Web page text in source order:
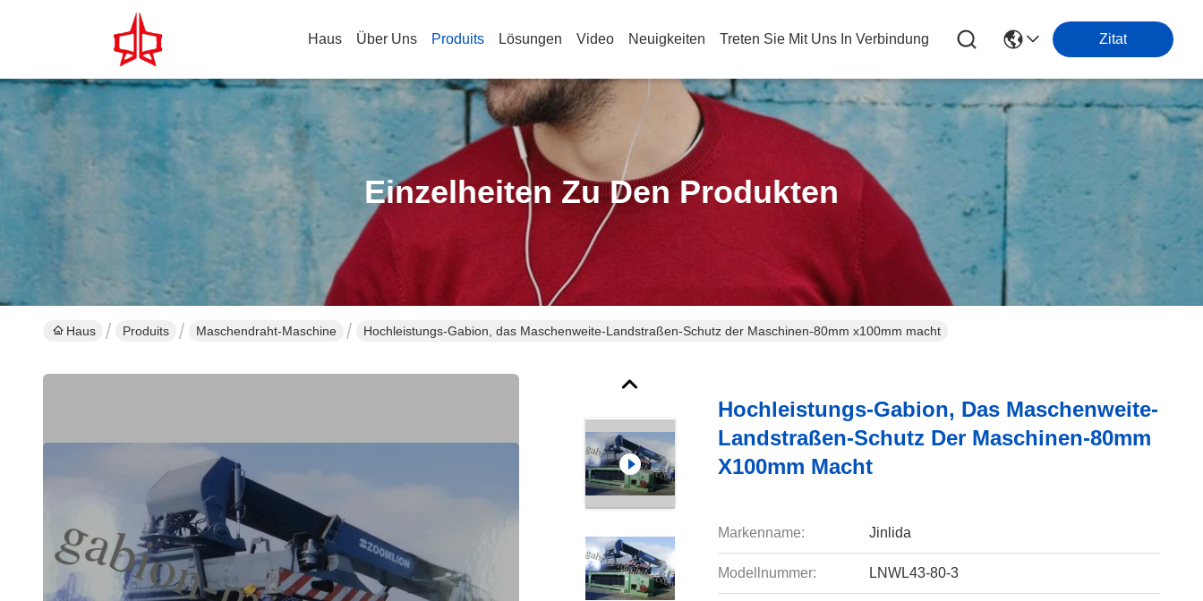
Haus Über Uns Produits Lösungen Video Neuigkeiten Treten Sie Mit Uns In Verbindung Zitat
Einzelheiten Zu Den Produkten
Haus Produits Maschendraht-Maschine Hochleistungs-Gabion, das Maschenweite-Landstraßen-Schutz der Maschinen-80mm x100mm macht
Hochleistungs-Gabion, Das Maschenweite-
Landstraßen-Schutz Der Maschinen-80mm
X100mm Macht
Markenname: Jinlida
Modellnummer: LNWL43-80-3